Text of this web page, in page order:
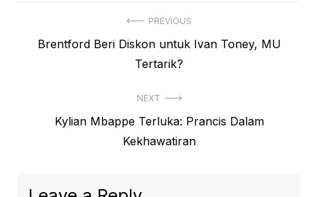
navigation
PREVIOUS
Previous
Brentford Beri Diskon untuk Ivan Toney, MU
Tertarik?
NEXT
Kylian Mbappe Terluka: Prancis Dalam
Kekhawatiran